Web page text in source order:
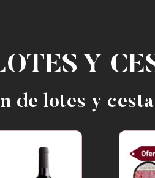
Y
de lotes y